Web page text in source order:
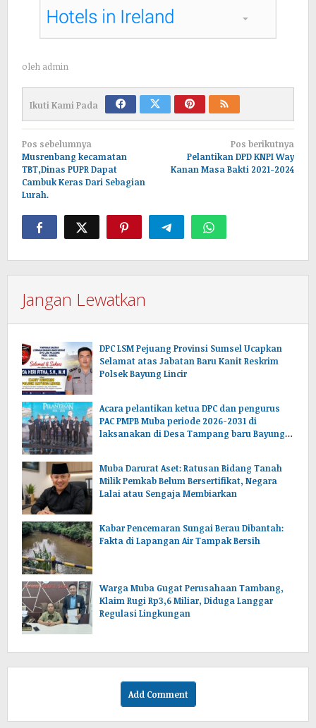
oleh admin
Ikuti Kami Pada
Navigasi
pos
Pos sebelumnya
Musrenbang kecamatan
TBT,Dinas PUPR Dapat
Cambuk Keras Dari Sebagian
Lurah.
Pos berikutnya
Pelantikan DPD KNPI Way
Kanan Masa Bakti 2021-2024
Jangan Lewatkan
DPC LSM Pejuang Provinsi Sumsel Ucapkan
Selamat atas Jabatan Baru Kanit Reskrim
Polsek Bayung Lincir
Acara pelantikan ketua DPC dan pengurus
PAC PMPB Muba periode 2026-2031 di
laksanakan di Desa Tampang baru Bayung
Muba Darurat Aset: Ratusan Bidang Tanah
Milik Pemkab Belum Bersertifikat, Negara
Lalai atau Sengaja Membiarkan
Kabar Pencemaran Sungai Berau Dibantah:
Fakta di Lapangan Air Tampak Bersih
Warga Muba Gugat Perusahaan Tambang,
Klaim Rugi Rp3,6 Miliar, Diduga Langgar
Regulasi Lingkungan
Add Comment